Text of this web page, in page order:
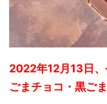
2022年12月13日
ごまチョコ・黒ご